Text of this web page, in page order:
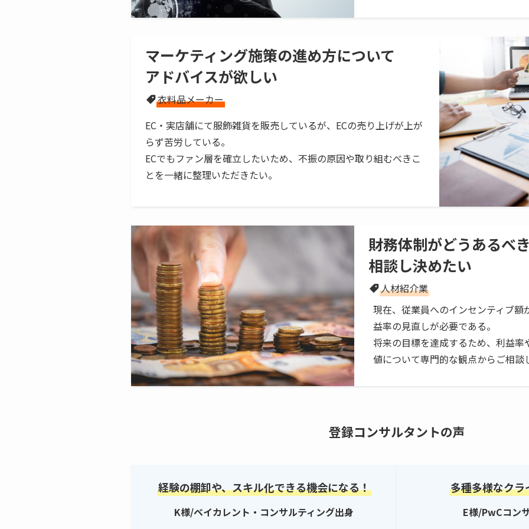
マーケティング施策の進め方について
アドバイスが欲しい
衣料品メーカー
EC・実店舗にて服飾雑貨を販売しているが、ECの売り上げが上が
らず苦労している。
ECでもファン層を確立したいため、不振の原因や取り組むべきこ
とを一緒に整理いただきたい。
財務体制がどうあるべ
相談し決めたい
人材紹介業
現在、従業員へのインセンティブ額
益率の見直しが必要である。
将来の目標を達成するため、利益
値について専門的な観点からご相談
登録コンサルタントの声
経験の棚卸や、スキル化できる機会になる！
K様/ベイカレント・コンサルティング出身
多種多様なクラ
E様/PwCコン